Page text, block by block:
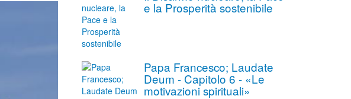
e la Prosperità sostenibile
Papa Francesco; Laudate
Deum - Capitolo 6 - «Le
motivazioni spirituali»